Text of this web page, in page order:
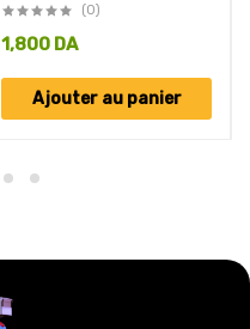
(0)
1,800 DA
Ajouter au panier